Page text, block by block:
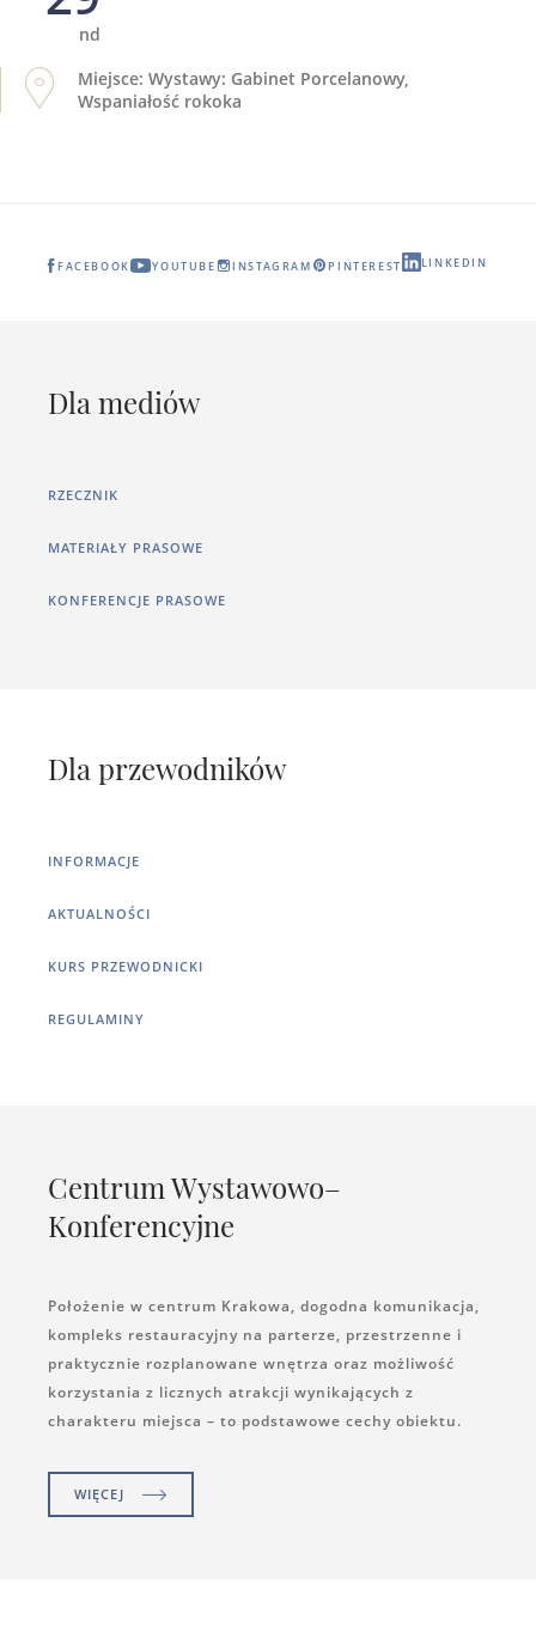
nd
Miejsce: Wystawy: Gabinet Porcelanowy,
Wspaniałość rokoka
FACEBOOK YOUTUBE INSTAGRAM PINTEREST LINKEDIN
Dla mediów
RZECZNIK
MATERIAŁY PRASOWE
KONFERENCJE PRASOWE
Dla przewodników
INFORMACJE
AKTUALNOŚCI
KURS PRZEWODNICKI
REGULAMINY
Centrum Wystawowo–
Konferencyjne
Położenie w centrum Krakowa, dogodna komunikacja,
kompleks restauracyjny na parterze, przestrzenne i
praktycznie rozplanowane wnętrza oraz możliwość
korzystania z licznych atrakcji wynikających z
charakteru miejsca – to podstawowe cechy obiektu.
WIĘCEJ